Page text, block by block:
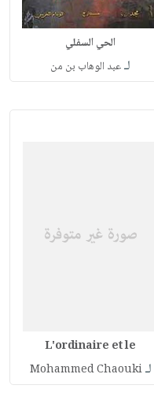
الحي السفلي
لـعبد الوهاب بن من
L'ordinaire et le
لـMohammed Chaouki